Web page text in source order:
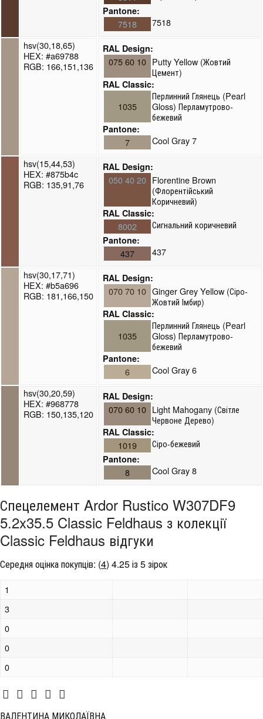
Pantone:
7518
7518
hsv(30,18,65)
HEX: #a69788
RGB: 166,151,136
RAL Design:
075 60 10 Putty Yellow (Жовтий
Цемент)
RAL Classic:
1035
Перлинний Глянець (Pearl
Gloss) Перламутрово-
бежевий
Pantone:
7
Cool Gray 7
hsv(15,44,53)
HEX: #875b4c
RGB: 135,91,76
RAL Design:
050 40 20 Florentine Brown
(Флорентійський
Коричневий)
RAL Classic:
8002 Сигнальний коричневий
Pantone:
437
437
hsv(30,17,71)
HEX: #b5a696
RGB: 181,166,150
RAL Design:
070 70 10 Ginger Grey Yellow (Сіро-
Жовтий Імбир)
RAL Classic:
1035
Перлинний Глянець (Pearl
Gloss) Перламутрово-
бежевий
Pantone:
6
Cool Gray 6
hsv(30,20,59)
HEX: #968778
RGB: 150,135,120
RAL Design:
070 60 10 Light Mahogany (Світле
Червоне Дерево)
RAL Classic:
1019 Сіро-бежевий
Pantone:
8 Cool Gray 8
Спецелемент Ardor Rustico W307DF9
5.2x35.5 Classic Feldhaus з колекції
Classic Feldhaus відгуки
Середня оцінка покупців: (4) 4.25 із 5 зірок
1
3
0
0
0
ВАЛЕНТИНА МИКОЛАЇВНА